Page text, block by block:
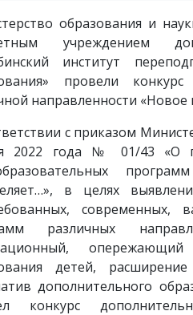
образования и
учреждением
институт
провели
направленности
с приказом
2022 года № 01/43 «О
в целях
современных,
различных
детей,
дополнительного
конкурс